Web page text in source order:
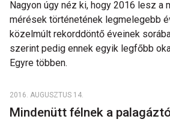
Nagyon úgy néz ki, hogy 2016 lesz a
mérések történetének legmelegebb
közelmúlt rekorddöntő éveinek
szerint pedig ennek egyik legfőbb
Egyre többen.
2016. AUGUSZTUS 14.
Mindenütt félnek a